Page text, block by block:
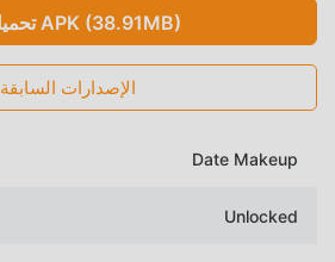
تحميل APK (38.91MB)
الإصدارات السابقة
Date Makeup
Unlocked